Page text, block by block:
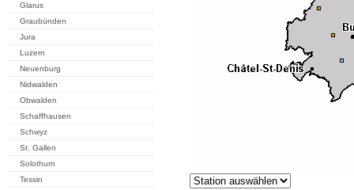
Glarus
Graubünden
Jura
Luzern
Neuenburg
Nidwalden
Obwalden
Schaffhausen
Schwyz
St. Gallen
Solothurn
Tessin